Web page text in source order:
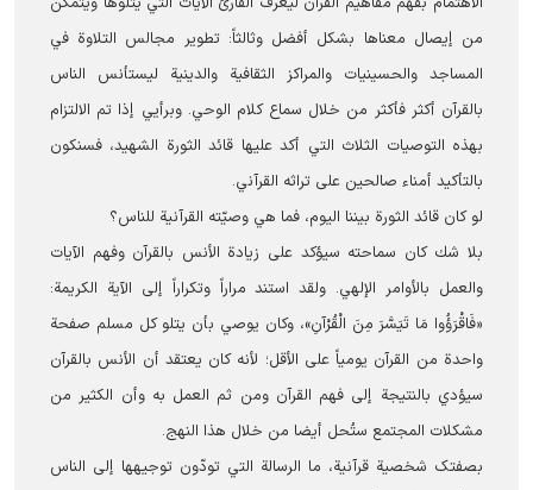
من إيصال معناها بشكل أفضل وثالثاً: تطوير مجالس التلاوة في
المساجد والحسينيات والمراكز الثقافية والدينية لیستأنس الناس
بالقرآن أكثر فأكثر من خلال سماع كلام الوحي. وبرأيي إذا تم الالتزام
بهذه التوصيات الثلاث التي أكد عليها قائد الثورة الشهيد، فسنكون
بالتأكيد أمناء صالحين على تراثه القرآني.
لو كان قائد الثورة بيننا اليوم، فما هي وصيّته القرآنية للناس؟
بلا شك كان سماحته سيؤكد على زيادة الأنس بالقرآن وفهم الآيات
والعمل بالأوامر الإلهي. ولقد استند مراراً وتكراراً إلى الآية الكريمة:
«فَاقْرَؤُوا مَا تَيَسَّرَ مِنَ الْقُرْآنِ»، وكان يوصي بأن يتلو كل مسلم صفحة
واحدة من القرآن يومياً على الأقل؛ لأنه كان يعتقد أن الأنس بالقرآن
سيؤدي بالنتيجة إلى فهم القرآن ومن ثم العمل به وأن الكثير من
مشكلات المجتمع ستُحل أيضا من خلال هذا النهج.
بصفتک شخصية قرآنية، ما الرسالة التي تودّون توجيهها إلى الناس